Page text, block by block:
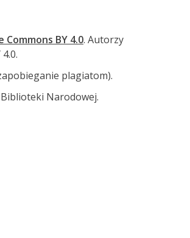
Commons BY 4.0. Autorzy
plagiatom).
Narodowej.